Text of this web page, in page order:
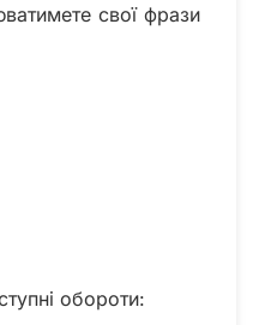
свої фрази
обороти: